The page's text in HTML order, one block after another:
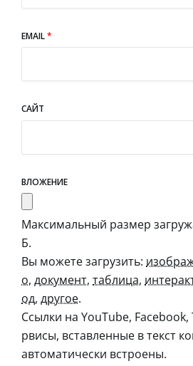
EMAIL*
САЙТ
ВЛОЖЕНИЕ
Максимальный размер
Б.
Вы можете загрузить:
о, документ, таблица,
од, другое.
Ссылки на YouTube,
рвисы, вставленные в текст
автоматически встроены.